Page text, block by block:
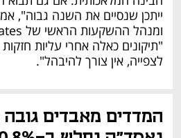
לצפייה, אין צורך להיבהל".